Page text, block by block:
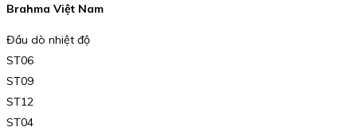
Brahma Việt Nam
Đầu dò nhiệt độ
ST06
ST09
ST12
ST04